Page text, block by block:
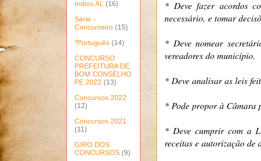
* Deve fazer acordos
necessário, e tomar
* Deve nomear
vereadores do município.
* Deve analisar as leis
* Pode propor à Câmara
* Deve cumprir com a
receitas e autorização de
índios AL
(16)
Série -
Concurseiro (15)
*Português (14)
CONCURSO
PREFEITURA DE
BOM CONSELHO
PE 2022 (13)
Concursos 2022
(12)
Concursos 2021
(11)
GIRO DOS
CONCURSOS (9)